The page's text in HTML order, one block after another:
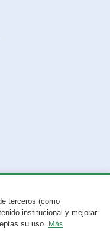
terceros (como
institucional y mejorar
su uso. Más
Repórtalo aquí.